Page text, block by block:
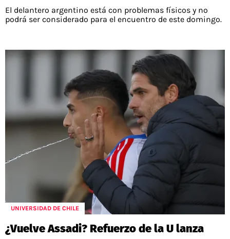
El delantero argentino está con problemas físicos y no
podrá ser considerado para el encuentro de este domingo.
UNIVERSIDAD DE CHILE
¿Vuelve Assadi? Refuerzo de la U lanza